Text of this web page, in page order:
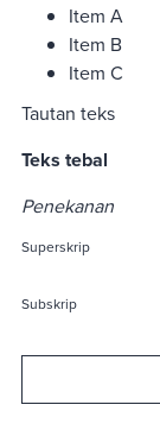
Item A
Item B
Item C
Tautan teks
Teks tebal
Penekanan
Superskrip
Subskrip